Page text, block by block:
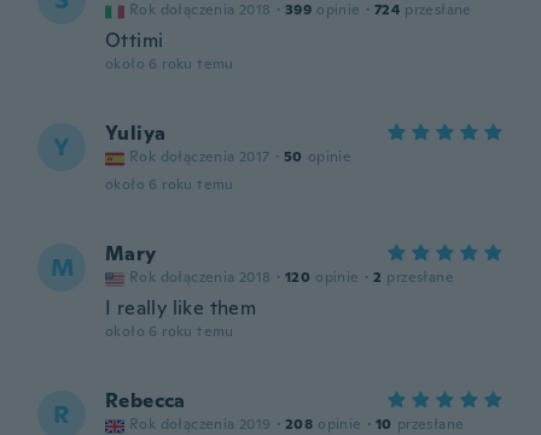
Rok dołączenia 2018 · 399 opinie · 724 przesłane
Ottimi
około 6 roku temu
Y Yuliya
Rok dołączenia 2017 · 50 opinie
około 6 roku temu
M Mary
Rok dołączenia 2018 · 120 opinie · 2 przesłane
I really like them
około 6 roku temu
R Rebecca
Rok dołączenia 2019 · 208 opinie · 10 przesłane